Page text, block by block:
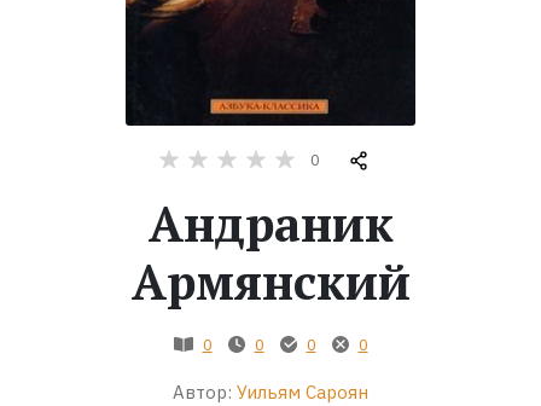
0
Андраник
Армянский
0 0 0 0
Автор: Уильям Сароян